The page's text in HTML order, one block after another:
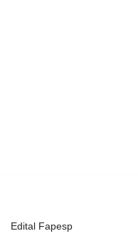
Edital Fapesp